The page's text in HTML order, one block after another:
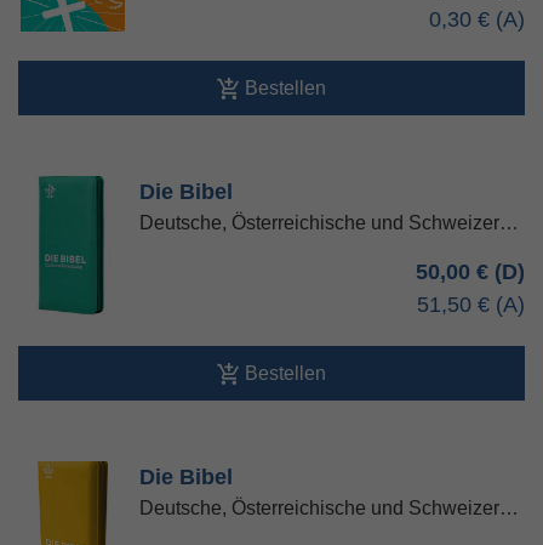
0,30 €
Bestellen
Die Bibel
Deutsche, Österreichische und Schweizer…
50,00 €
51,50 €
Bestellen
Die Bibel
Deutsche, Österreichische und Schweizer…